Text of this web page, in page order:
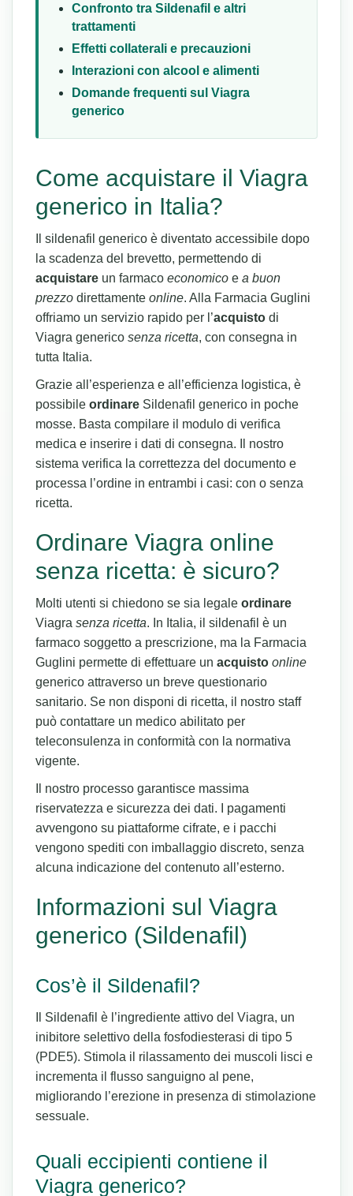
Confronto tra Sildenafil e altri
trattamenti
Effetti collaterali e precauzioni
Interazioni con alcool e alimenti
Domande frequenti sul Viagra
generico
Come acquistare il Viagra
generico in Italia?
Il sildenafil generico è diventato accessibile dopo
la scadenza del brevetto, permettendo di
acquistare un farmaco economico e a buon
prezzo direttamente online. Alla Farmacia Guglini
offriamo un servizio rapido per l’acquisto di
Viagra generico senza ricetta, con consegna in
tutta Italia.
Grazie all’esperienza e all’efficienza logistica, è
possibile ordinare Sildenafil generico in poche
mosse. Basta compilare il modulo di verifica
medica e inserire i dati di consegna. Il nostro
sistema verifica la correttezza del documento e
processa l’ordine in entrambi i casi: con o senza
ricetta.
Ordinare Viagra online
senza ricetta: è sicuro?
Molti utenti si chiedono se sia legale ordinare
Viagra senza ricetta. In Italia, il sildenafil è un
farmaco soggetto a prescrizione, ma la Farmacia
Guglini permette di effettuare un acquisto online
generico attraverso un breve questionario
sanitario. Se non disponi di ricetta, il nostro staff
può contattare un medico abilitato per
teleconsulenza in conformità con la normativa
vigente.
Il nostro processo garantisce massima
riservatezza e sicurezza dei dati. I pagamenti
avvengono su piattaforme cifrate, e i pacchi
vengono spediti con imballaggio discreto, senza
alcuna indicazione del contenuto all’esterno.
Informazioni sul Viagra
generico (Sildenafil)
Cos’è il Sildenafil?
Il Sildenafil è l’ingrediente attivo del Viagra, un
inibitore selettivo della fosfodiesterasi di tipo 5
(PDE5). Stimola il rilassamento dei muscoli lisci e
incrementa il flusso sanguigno al pene,
migliorando l’erezione in presenza di stimolazione
sessuale.
Quali eccipienti contiene il
Viagra generico?